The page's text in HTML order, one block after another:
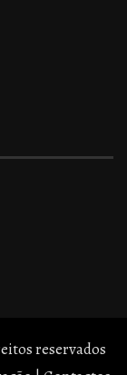
reservados